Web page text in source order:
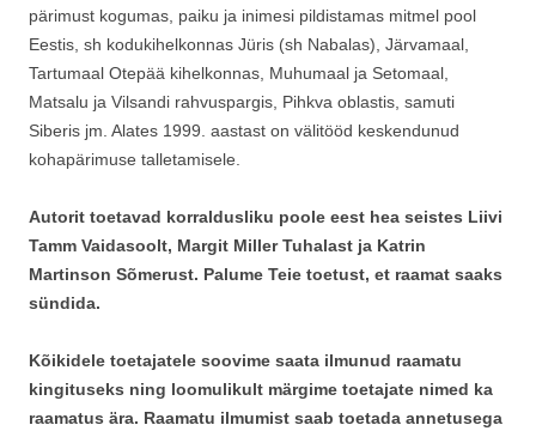
pärimust kogumas, paiku ja inimesi pildistamas mitmel pool
Eestis, sh kodukihelkonnas Jüris (sh Nabalas), Järvamaal,
Tartumaal Otepää kihelkonnas, Muhumaal ja Setomaal,
Matsalu ja Vilsandi rahvuspargis, Pihkva oblastis, samuti
Siberis jm. Alates 1999. aastast on välitööd keskendunud
kohapärimuse talletamisele.
Autorit toetavad korraldusliku poole eest hea seistes Liivi
Tamm Vaidasoolt, Margit Miller Tuhalast ja Katrin
Martinson Sõmerust. Palume Teie toetust, et raamat saaks
sündida.
Kõikidele toetajatele soovime saata ilmunud raamatu
kingituseks ning loomulikult märgime toetajate nimed ka
raamatus ära. Raamatu ilmumist saab toetada annetusega